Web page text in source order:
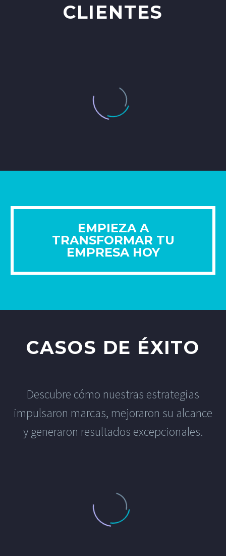
CLIENTES
EMPIEZA A
TRANSFORMAR TU
EMPRESA HOY
CASOS DE ÉXITO
Descubre cómo nuestras estrategias
impulsaron marcas, mejoraron su alcance
y generaron resultados excepcionales.